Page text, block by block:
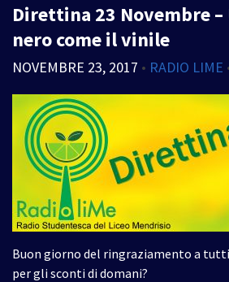
Direttina 23 Novembre
nero come il vinile
NOVEMBRE 23, 2017 • RADIO LIME
Buon giorno del ringraziamento a
per gli sconti di domani?